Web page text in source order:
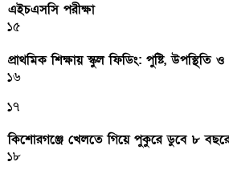
এইচএসসি পরীক্ষা
১৫
প্রাথমিক শিক্ষায় স্কুল ফিডিং: পুষ্টি, উপস্থিতি
১৬
১৭
কিশোরগঞ্জে খেলতে গিয়ে পুকুরে ডুবে ৮
১৮